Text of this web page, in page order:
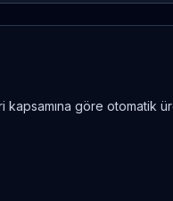
göre otomatik